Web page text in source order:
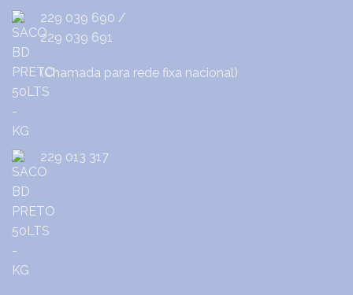
229 039 690 /
229 039 691
(Chamada para rede fixa nacional)
229 013 317